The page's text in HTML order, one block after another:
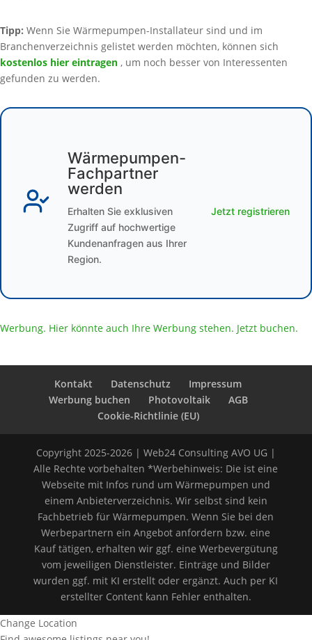
Tipp: Wenn Sie Wärmepumpen-Installateur sind und im
Branchenverzeichnis gelistet werden möchten, können sich
kostenlos hier eintragen , um noch besser von Interessenten
gefunden zu werden.
Wärmepumpen-
Fachpartner
werden
Erhalten Sie exklusiven
Zugriff auf hochwertige
Kundenanfragen aus Ihrer
Region.
Jetzt registrieren
Werbung. Hier könnte auch Ihre Werbung stehen. Jetzt buchen.
Kontakt Datenschutz
Impressum
Werbung buchen
Photovoltaik
AGB
Cookie-Richtlinie (EU)
Copyright 2025-2026 | Web24 Consulting AVO UG |
Alle Rechte vorbehalten *Werbehinweis: Die ist eine
Webseite mit Infos rund um Wärmepumpen und
einem Anbieterverzeichnis. Wir selbst sind kein
Fachbetrieb für Wärmepumpen. Wenn Sie bei den
Werbepartnern ein Angebot anfordern bzw. eine
Kauf tätigen, erhalten wir ggf. eine Werbevergütung
vom jeweiligen Dienstleister. Einträge und Bilder
wurden ggf. mit KI erstellt oder ergänzt. Auch per KI
erstellter Content kann Fehler enthalten.
Change Location